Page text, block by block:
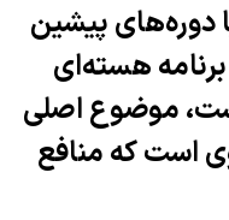
دوره‌های پیشین
هسته‌ای
موضوع اصلی
است که منافع